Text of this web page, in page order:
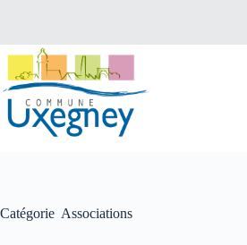
Catégorie Associations